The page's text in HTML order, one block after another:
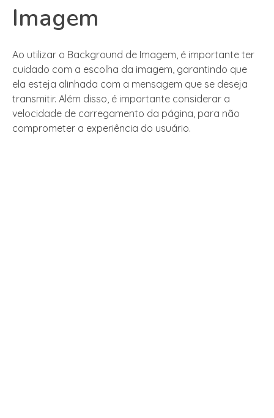
Imagem
Ao utilizar o Background de Imagem, é importante ter
cuidado com a escolha da imagem, garantindo que
ela esteja alinhada com a mensagem que se deseja
transmitir. Além disso, é importante considerar a
velocidade de carregamento da página, para não
comprometer a experiência do usuário.